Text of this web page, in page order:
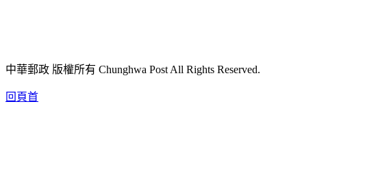
中華郵政 版權所有 Chunghwa Post All Rights Reserved.
回頁首